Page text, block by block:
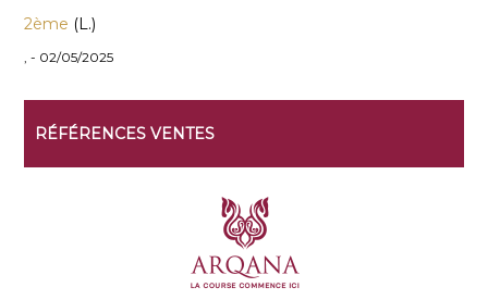
2ème (L.)
, - 02/05/2025
RÉFÉRENCES VENTES